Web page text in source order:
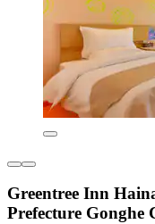
Greentree Inn
Prefecture Gonghe